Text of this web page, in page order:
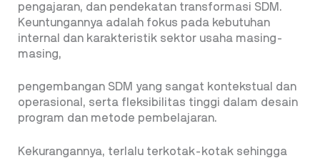
pengajaran, dan pendekatan transformasi SDM.
Keuntungannya adalah fokus pada kebutuhan
internal dan karakteristik sektor usaha masing-
masing,
pengembangan SDM yang sangat kontekstual dan
operasional, serta fleksibilitas tinggi dalam desain
program dan metode pembelajaran.
Kekurangannya, terlalu terkotak-kotak sehingga